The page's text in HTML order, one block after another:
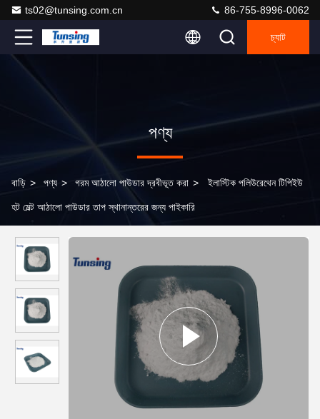
ts02@tunsing.com.cn 86-755-8996-0062
চ্যাট
পণ্য
বাড়ি > পণ্য > গরম আঠালো পাউডার দ্রবীভূত করা > ইলাস্টিক পলিউরেথেন টিপিইউ
হট মেল্ট আঠালো পাউডার তাপ স্থানান্তরের জন্য পাইকারি